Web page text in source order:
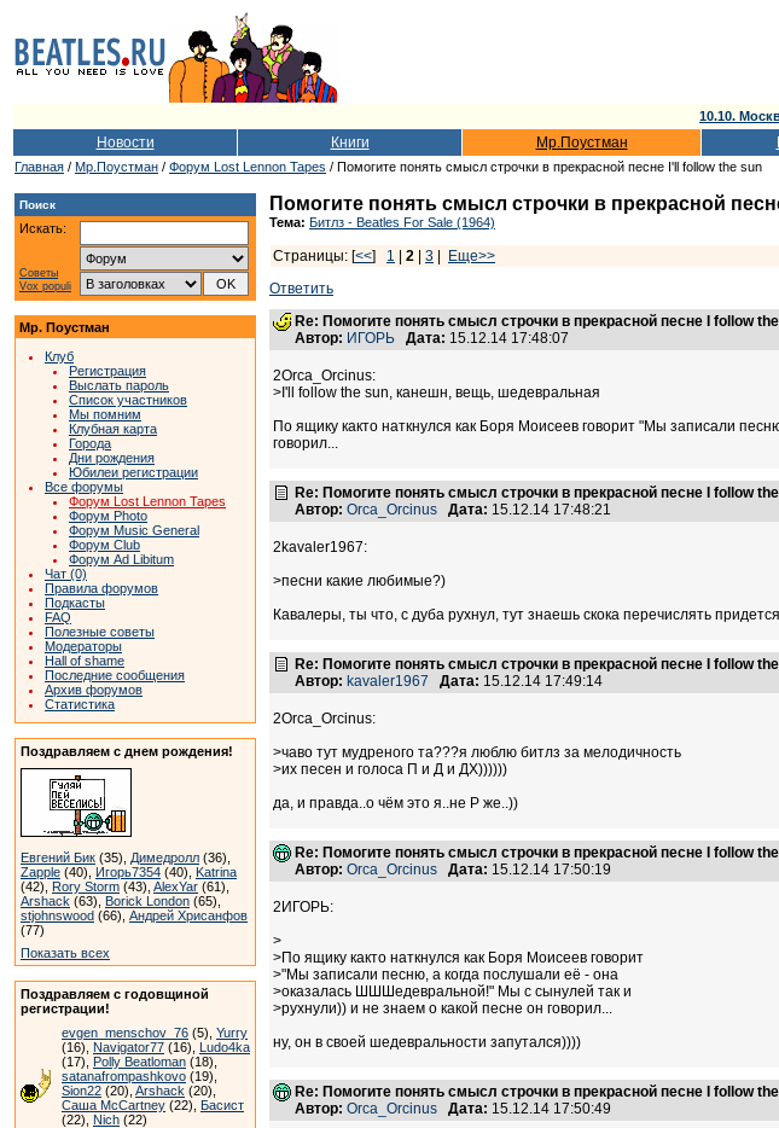
10.10.
Новости Книги Мр.Поустман
Главная / Мр.Поустман / Форум Lost Lennon Tapes / Помогите понять смысл строчки в прекрасной песне I'll follow the sun
Поиск
Искать:
Советы
Vox populi
Мр. Поустман
Клуб
Регистрация
Выслать пароль
Список участников
Мы помним
Клубная карта
Города
Дни рождения
Юбилеи регистрации
Все форумы
Форум Lost Lennon Tapes
Форум Photo
Форум Music General
Форум Club
Форум Ad Libitum
Чат (0)
Правила форумов
Подкасты
FAQ
Полезные советы
Модераторы
Hall of shame
Последние сообщения
Архив форумов
Статистика
Поздравляем с днем рождения!
Евгений Бик (35), Димедролл (36),
Zapple (40), Игорь7354 (40), Katrina
(42), Rory Storm (43), AlexYar (61),
Arshack (63), Borick London (65),
stjohnswood (66), Андрей Хрисанфов
(77)
Показать всех
Поздравляем с годовщиной
регистрации!
evgen_menschov_76 (5), Yurry
(16), Navigator77 (16), Ludo4ka
(17), Polly Beatloman (18),
satanafrompashkovo (19),
Sion22 (20), Arshack (20),
Саша McCartney (22), Басист
(22), Nich (22)
Помогите понять смысл строчки в прекрасной
Тема: Битлз - Beatles For Sale (1964)
Страницы: [<<] 1 2 3
Еще>>
Ответить
Re: Помогите понять смысл строчки в прекрасной песне I follow
Автор: ИГОРЬ Дата: 15.12.14 17:48:07
2Orca_Orcinus:
>I'll follow the sun, канешн, вещь, шедевральная
По ящику както наткнулся как Боря Моисеев говорит "Мы записали
говорил...
Re: Помогите понять смысл строчки в прекрасной песне I follow
Автор: Orca_Orcinus Дата: 15.12.14 17:48:21
2kavaler1967:
>песни какие любимые?)
Кавалеры, ты что, с дуба рухнул, тут знаешь скока перечислять
Re: Помогите понять смысл строчки в прекрасной песне I follow
Автор: kavaler1967 Дата: 15.12.14 17:49:14
2Orca_Orcinus:
>чаво тут мудреного та???я люблю битлз за мелодичность
>их песен и голоса П и Д и ДХ))))))
да, и правда..о чём это я..не Р же..))
Re: Помогите понять смысл строчки в прекрасной песне I follow
Автор: Orca_Orcinus Дата: 15.12.14 17:50:19
2ИГОРЬ:
>
>По ящику както наткнулся как Боря Моисеев говорит
>"Мы записали песню, а когда послушали её - она
>оказалась ШШШедевральной!" Мы с сынулей так и
>рухнули)) и не знаем о какой песне он говорил...
ну, он в своей шедевральности запутался))))
Re: Помогите понять смысл строчки в прекрасной песне I follow
Автор: Orca_Orcinus Дата: 15.12.14 17:50:49